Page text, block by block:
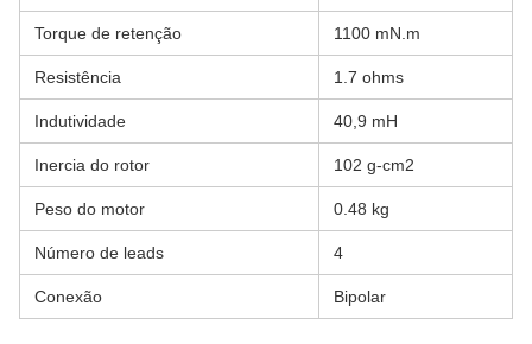
Torque de retenção 1100 mN.m
Resistência 1.7 ohms
Indutividade 40,9 mH
Inercia do rotor 102 g-cm2
Peso do motor 0.48 kg
Número de leads 4
Conexão Bipolar